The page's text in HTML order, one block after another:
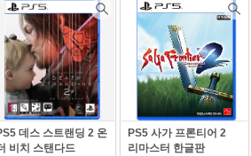
데스 스트랜딩 2 온
비치 스탠다드
PS5 사가 프론티어 2
리마스터 한글판